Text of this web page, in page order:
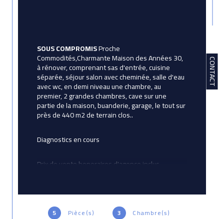
CONTACT
5 Pièce(s) 3 Chambre(s)
SOUS COMPROMIS Proche
Commodités,Charmante Maison des Années 30,
à rénover, comprenant sas d'entrée, cuisine
séparée, séjour salon avec cheminée, salle d'eau
avec wc, en demi niveau une chambre, au
premier, 2 grandes chambres, cave sur une
partie de la maison, buanderie, garage, le tout sur
près de 440 m2 de terrain clos..
Diagnostics en cours
Prix de vente honoraires d'agence inclus
valeur de bien hors honoraires Honoraires
Avictoria Immobilier : Pierre Le Gallic, Rcs de